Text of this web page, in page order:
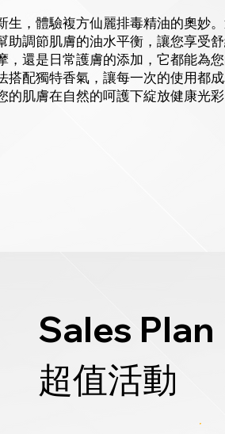
生，體驗複方仙麗排毒精油的奧妙
助調節肌膚的油水平衡，讓您享受
，還是日常護膚的添加，它都能為
搭配獨特香氣，讓每一次的使用都
的肌膚在自然的呵護下綻放健康光彩
Sales Plan
​超值活動​